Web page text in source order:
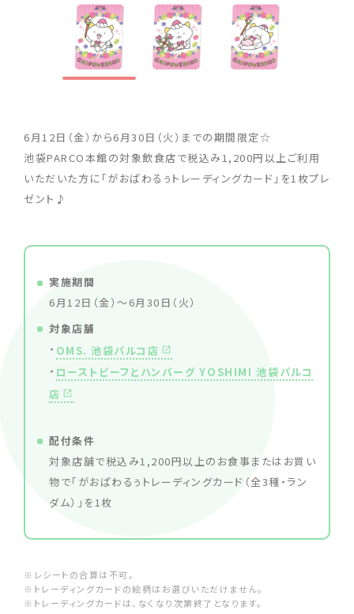
6月12日（金）から6月30日（火）までの期間限定☆
池袋PARCO本館の対象飲食店で税込み1,200円以上ご利用
いただいた方に「がおぱわるぅトレーディングカード」を1枚プレ
ゼント♪
実施期間
6月12日（金）〜6月30日（火）
対象店舗
・ OMS. 池袋パルコ店
・ ローストビーフとハンバーグ YOSHIMI 池袋パルコ
店
配付条件
対象店舗で税込み1,200円以上のお食事またはお買い
物で「がおぱわるぅトレーディングカード（全3種・ラン
ダム）」を1枚
※レシートの合算は不可。
※トレーディングカードの絵柄はお選びいただけません。
※トレーディングカードは、なくなり次第終了となります。